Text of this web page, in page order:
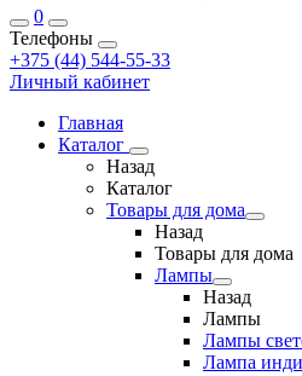
0
Телефоны
+375 (44) 544-55-33
Личный кабинет
Главная
Каталог
Назад
Каталог
Товары для дома
Назад
Товары для дома
Лампы
Назад
Лампы
Лампы
Лампа